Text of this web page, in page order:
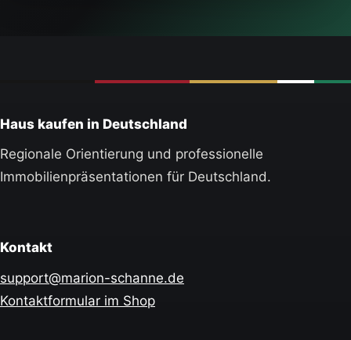
Haus kaufen in Deutschland
Regionale Orientierung und professionelle
Immobilienpräsentationen für Deutschland.
Kontakt
support@marion-schanne.de
Kontaktformular im Shop